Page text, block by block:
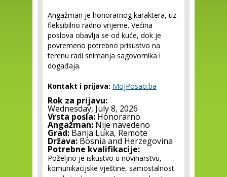
Angažman je honorarnog karaktera, uz
fleksibilno radno vrijeme. Većina
poslova obavlja se od kuće, dok je
povremeno potrebno prisustvo na
terenu radi snimanja sagovornika i
događaja.
Kontakt i prijava: MojPosao.ba
Rok za prijavu:
Wednesday, July 8, 2026
Vrsta posla:Honorarno
Angažman: Nije navedeno
Grad: Banja Luka, Remote
Država: Bosnia and Herzegovina
Potrebne kvalifikacije:
Poželjno je iskustvo u novinarstvu,
komunikacijske vještine, samostalnost